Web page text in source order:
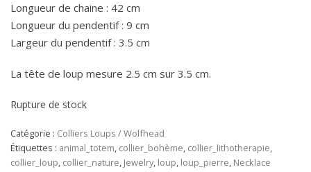
Longueur de chaine : 42 cm
Longueur du pendentif : 9 cm
Largeur du pendentif : 3.5 cm
La tête de loup mesure 2.5 cm sur 3.5 cm.
Rupture de stock
Catégorie : Colliers Loups / Wolfhead
Étiquettes : animal_totem, collier_bohème, collier_lithotherapie,
collier_loup, collier_nature, Jewelry, loup, loup_pierre, Necklace